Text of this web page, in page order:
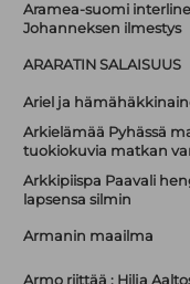
Aramea-suomi
Johanneksen ilmestys
ARARATIN SALAISUUS
Ariel ja
Arkielämää Pyhässä
tuokiokuvia matkan
Arkkipiispa Paavali
lapsensa silmin
Armanin maailma
Armo riittää : Hilja